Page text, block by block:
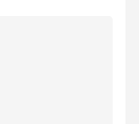
嫦娥六号”在